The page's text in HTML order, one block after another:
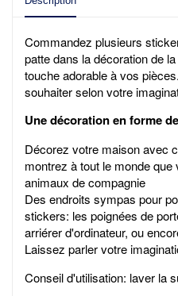
Commandez plusieurs
patte dans la décoration de
toucheadorableà vos pièces
souhaiter selon votre
Une décorationen forme
Décorez votre maison avec
montrez à tout le monde
animaux de compagnie
Des endroits sympas pour
stickers: les poignées de
arriérer d'ordinateur, ou
Laissez parler votre
Conseil d'utilisation: laver la